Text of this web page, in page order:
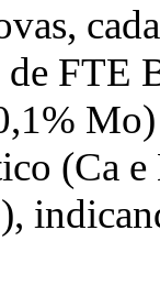
FTE
(Ca